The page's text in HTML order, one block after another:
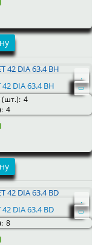
DIA 63.4 BH
(шт.): 4
4
DIA 63.4 BD
8